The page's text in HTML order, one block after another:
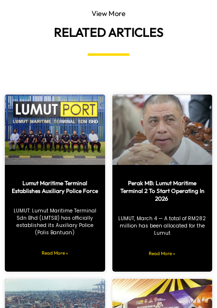
View More
RELATED ARTICLES
Lumut Maritime Terminal
Establishes Auxiliary Police Force
LUMUT: Lumut Maritime Terminal
Sdn Bhd (LMTSB) has officially
established its Auxiliary Police
(Polis Bantuan)
Read More »
Perak MB: Lumut Maritime
Terminal 2 To Start Operating In
2026
LUMUT, March 4 — A total of RM282
million has been allocated for the
Lumut
Read More »